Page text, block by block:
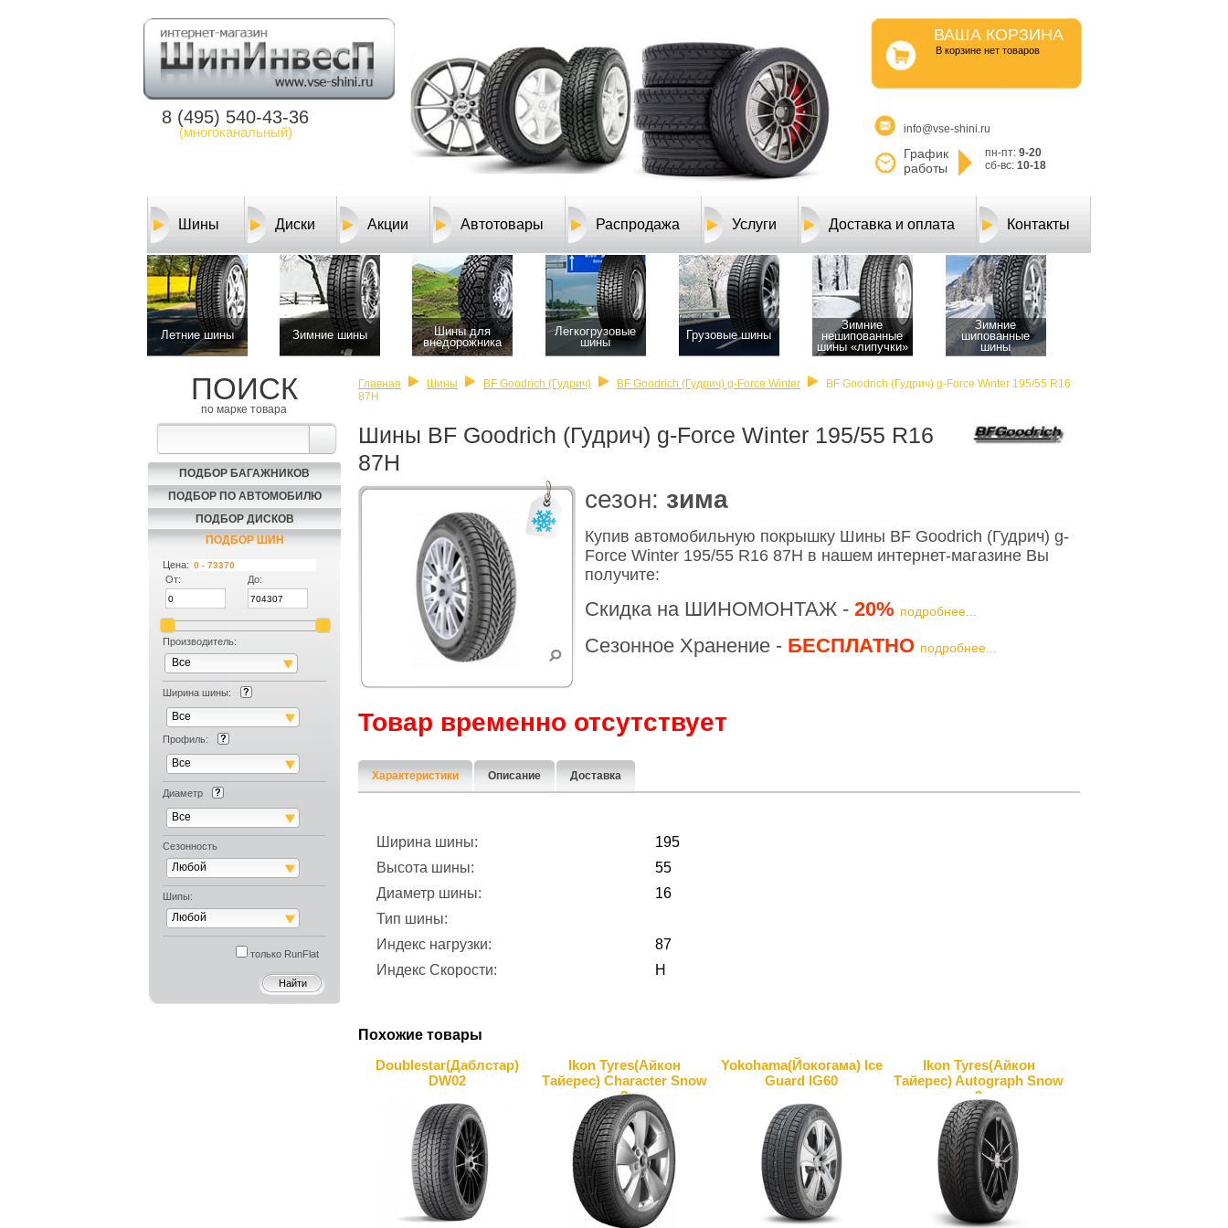
8 (495) 540-43-36
(многоканальный)
ВАША КОРЗИНА
B корзине нет товаров
info@vse-shini.ru
График
работы
пн-пт: 9-20
сб-вс: 10-18
Шины Диски Акции Автотовары Распродажа Услуги Доставка и оплата Контакты
Летние шины Зимние шины
Шины для
внедорожника
Легкогрузовые
шины
Грузовые шины
Зимние
нешипованные
шины «липучки»
Зимние
шипованные
шины
ПОИСК
по марке товара
ПОДБОР БАГАЖНИКОВ
ПОДБОР ПО АВТОМОБИЛЮ
ПОДБОР ДИСКОВ
ПОДБОР ШИН
Цена:
От:
До:
Производитель:
Все
Ширина шины:
Все
Профиль:
Все
Диаметр
Все
Сезонность
Любой
Шипы:
Любой
только RunFlat
Главная Шины BF Goodrich (Гудрич) BF Goodrich (Гудрич) g-Force Winter
BF Goodrich (Гудрич) g-Force Winter 195/55 R16
87H
Шины BF Goodrich (Гудрич) g-Force Winter 195/55 R16
87H
cезон: зима
Купив автомобильную покрышку Шины BF Goodrich (Гудрич) g-
Force Winter 195/55 R16 87H в нашем интернет-магазине Вы
получите:
Скидка на ШИНОМОНТАЖ - 20% подробнее...
Сезонное Хранение - БЕСПЛАТНО подробнее...
Товар временно отсутствует
Характеристики Описание Доставка
Ширина шины:
195
Высота шины:
55
Диаметр шины:
16
Тип шины:
Индекс нагрузки:
87
Индекс Скорости:
H
Похожие товары
Doublestar(Даблcтар)
DW02
Ikon Tyres(Айкон
Тайерес) Character Snow
2
Yokohama(Йокогама) Ice
Guard IG60
Ikon Tyres(Айкон
Тайерес) Autograph Snow
3